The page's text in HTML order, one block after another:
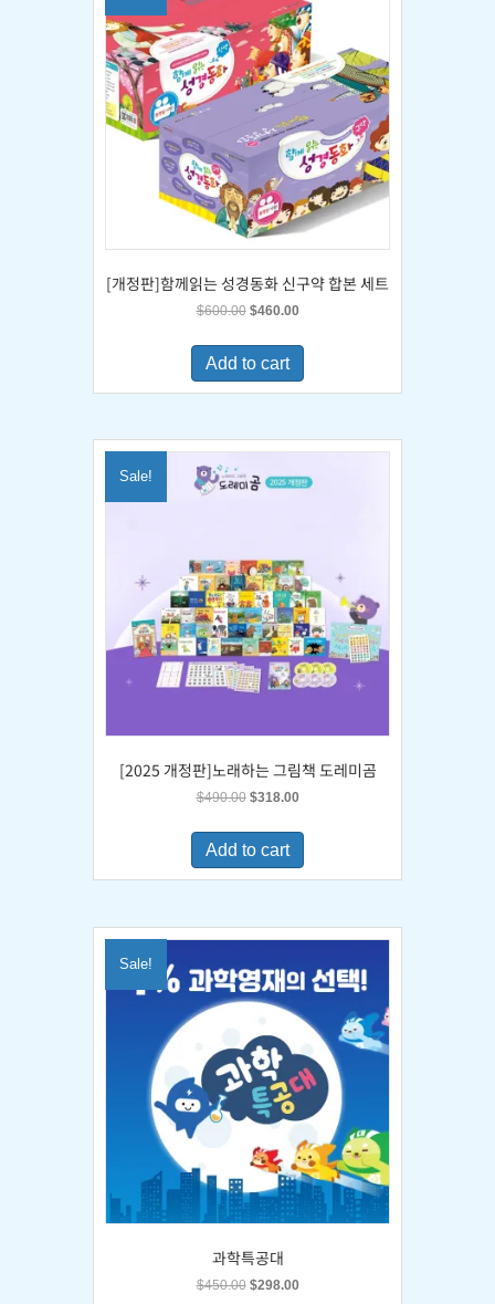
[개정판]함께읽는 성경동화 신구약 합본 세트
$600.00 Original
was:
$600.00.
$460.00Current
is:
Add to cart
Sale!
[2025 개정판]노래하는 그림책 도레미곰
$490.00 Original
was:
$490.00.
$318.00Current
is:
Add to cart
Sale!
과학특공대
$450.00 Original
$298.00Current